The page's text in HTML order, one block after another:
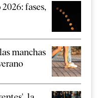
fases,
manchas